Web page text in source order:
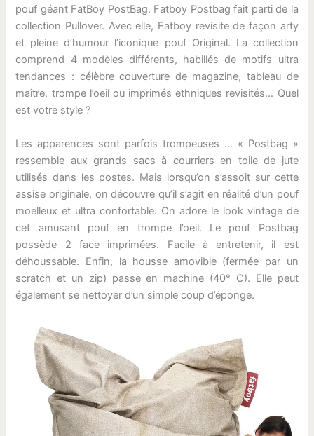
pouf géant FatBoy PostBag. Fatboy Postbag fait parti de la
collection Pullover. Avec elle, Fatboy revisite de façon arty
et pleine d’humour l’iconique pouf Original. La collection
comprend 4 modèles différents, habillés de motifs ultra
tendances : célèbre couverture de magazine, tableau de
maître, trompe l’oeil ou imprimés ethniques revisités… Quel
est votre style ?
Les apparences sont parfois trompeuses … « Postbag »
ressemble aux grands sacs à courriers en toile de jute
utilisés dans les postes. Mais lorsqu’on s’assoit sur cette
assise originale, on découvre qu’il s’agit en réalité d’un pouf
moelleux et ultra confortable. On adore le look vintage de
cet amusant pouf en trompe l’oeil. Le pouf Postbag
possède 2 face imprimées. Facile à entretenir, il est
déhoussable. Enfin, la housse amovible (fermée par un
scratch et un zip) passe en machine (40° C). Elle peut
également se nettoyer d’un simple coup d’éponge.